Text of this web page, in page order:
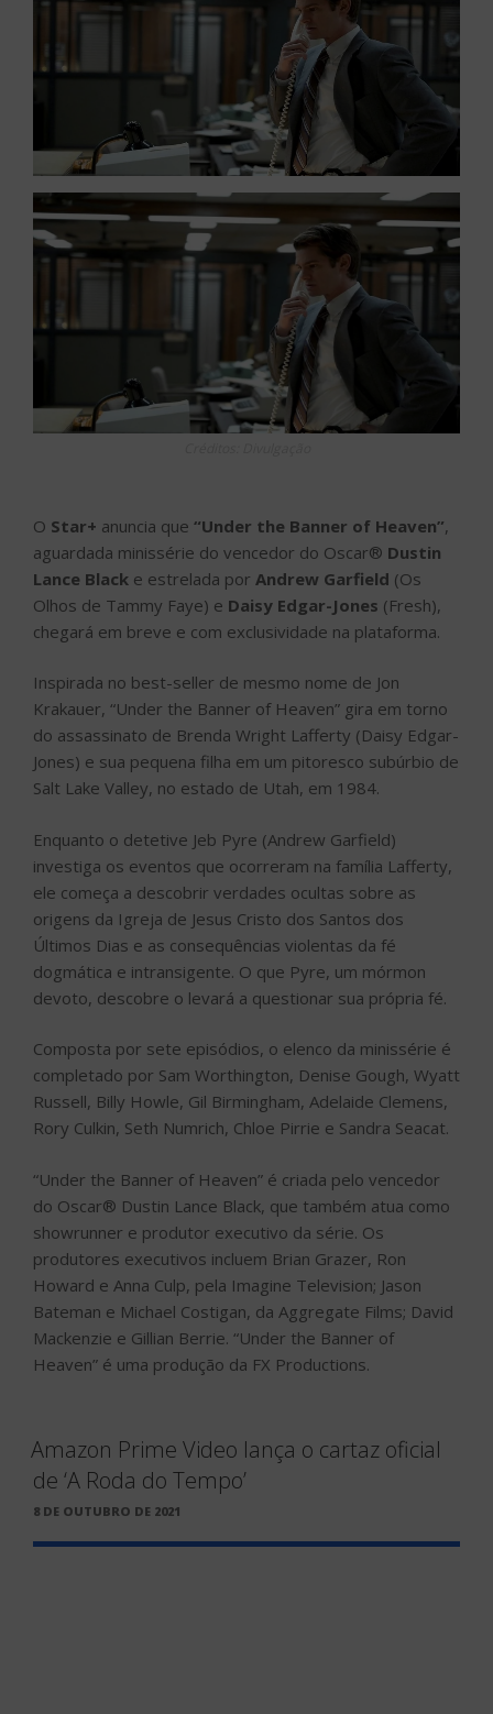
O Star+ anuncia que “Under the Banner of Heaven”,
aguardada minissérie do vencedor do Oscar® Dustin
Lance Black e estrelada por Andrew Garfield (Os
Olhos de Tammy Faye) e Daisy Edgar-Jones (Fresh),
chegará em breve e com exclusividade na plataforma.
Inspirada no best-seller de mesmo nome de Jon
Krakauer, “Under the Banner of Heaven” gira em torno
do assassinato de Brenda Wright Lafferty (Daisy Edgar-
Jones) e sua pequena filha em um pitoresco subúrbio de
Salt Lake Valley, no estado de Utah, em 1984.
Enquanto o detetive Jeb Pyre (Andrew Garfield)
investiga os eventos que ocorreram na família Lafferty,
ele começa a descobrir verdades ocultas sobre as
origens da Igreja de Jesus Cristo dos Santos dos
Últimos Dias e as consequências violentas da fé
dogmática e intransigente. O que Pyre, um mórmon
devoto, descobre o levará a questionar sua própria fé.
Composta por sete episódios, o elenco da minissérie é
completado por Sam Worthington, Denise Gough, Wyatt
Russell, Billy Howle, Gil Birmingham, Adelaide Clemens,
Rory Culkin, Seth Numrich, Chloe Pirrie e Sandra Seacat.
“Under the Banner of Heaven” é criada pelo vencedor
do Oscar® Dustin Lance Black, que também atua como
showrunner e produtor executivo da série. Os
produtores executivos incluem Brian Grazer, Ron
Howard e Anna Culp, pela Imagine Television; Jason
Bateman e Michael Costigan, da Aggregate Films; David
Mackenzie e Gillian Berrie. “Under the Banner of
Heaven” é uma produção da FX Productions.
Amazon Prime Video lança o cartaz oficial
de ‘A Roda do Tempo’
PUBLICADO
8 DE OUTUBRO DE 2021